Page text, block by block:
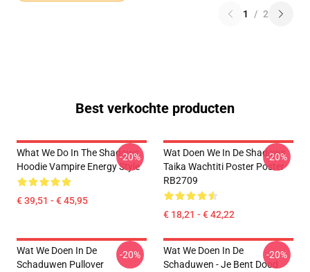
1 / 2
Best verkochte producten
What We Do In The Shadows
Hoodie Vampire Energy Style
€ 39,51 - € 45,95
-20%
Wat Doen We In De Shadows
Taika Wachtiti Poster Poster
RB2709
€ 18,21 - € 42,22
-20%
Wat We Doen In De
Schaduwen Pullover
-20%
Wat We Doen In De
Schaduwen - Je Bent Dood
-20%